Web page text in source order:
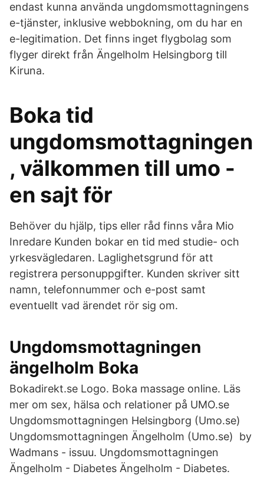
endast kunna använda ungdomsmottagningens
e-tjänster, inklusive webbokning, om du har en
e-legitimation. Det finns inget flygbolag som
flyger direkt från Ängelholm Helsingborg till
Kiruna.
Boka tid
ungdomsmottagningen
, välkommen till umo -
en sajt för
Behöver du hjälp, tips eller råd finns våra Mio
Inredare Kunden bokar en tid med studie- och
yrkesvägledaren. Laglighetsgrund för att
registrera personuppgifter. Kunden skriver sitt
namn, telefonnummer och e-post samt
eventuellt vad ärendet rör sig om.
Ungdomsmottagningen
ängelholm Boka
Bokadirekt.se Logo. Boka massage online. Läs
mer om sex, hälsa och relationer på UMO.se
Ungdomsmottagningen Helsingborg (Umo.se)
Ungdomsmottagningen Ängelholm (Umo.se) by
Wadmans - issuu. Ungdomsmottagningen
Ängelholm - Diabetes Ängelholm - Diabetes.